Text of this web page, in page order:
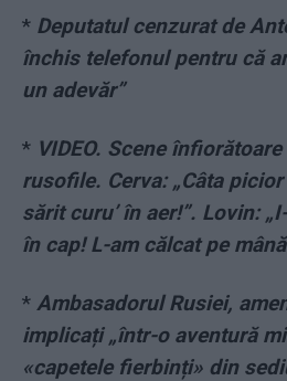
* Deputatul cenzurat de
închis telefonul pentru că
un adevăr”
* VIDEO. Scene
rusofile. Cerva: „Câta
sărit curu’ în aer!”. Lovin:
în cap! L-am călcat pe
* Ambasadorul Rusiei,
implicați „într-o aventură
«capetele fierbinți» din